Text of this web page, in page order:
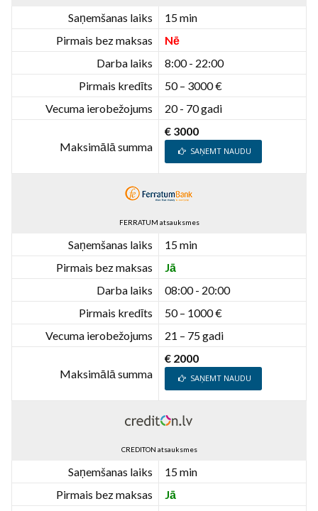
Saņemšanas laiks
15 min
Pirmais bez maksas
Nē
Darba laiks
8:00 - 22:00
Pirmais kredīts
50 – 3000 €
Vecuma ierobežojums
20 - 70 gadi
Maksimālā summa
€ 3000
SAŅEMT NAUDU
FERRATUM atsauksmes
Saņemšanas laiks
15 min
Pirmais bez maksas
Jā
Darba laiks
08:00 - 20:00
Pirmais kredīts
50 – 1000 €
Vecuma ierobežojums
21 – 75 gadi
Maksimālā summa
€ 2000
SAŅEMT NAUDU
CREDITON atsauksmes
Saņemšanas laiks
15 min
Pirmais bez maksas
Jā